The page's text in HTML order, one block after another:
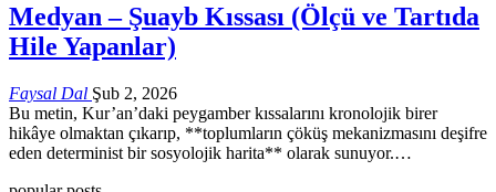
Medyan – Şuayb Kıssası (Ölçü ve Tartıda
Hile Yapanlar)
Faysal Dal Şub 2, 2026
Bu metin, Kur’an’daki peygamber kıssalarını kronolojik birer
hikâye olmaktan çıkarıp, **toplumların çöküş mekanizmasını deşifre
eden determinist bir sosyolojik harita** olarak sunuyor.…